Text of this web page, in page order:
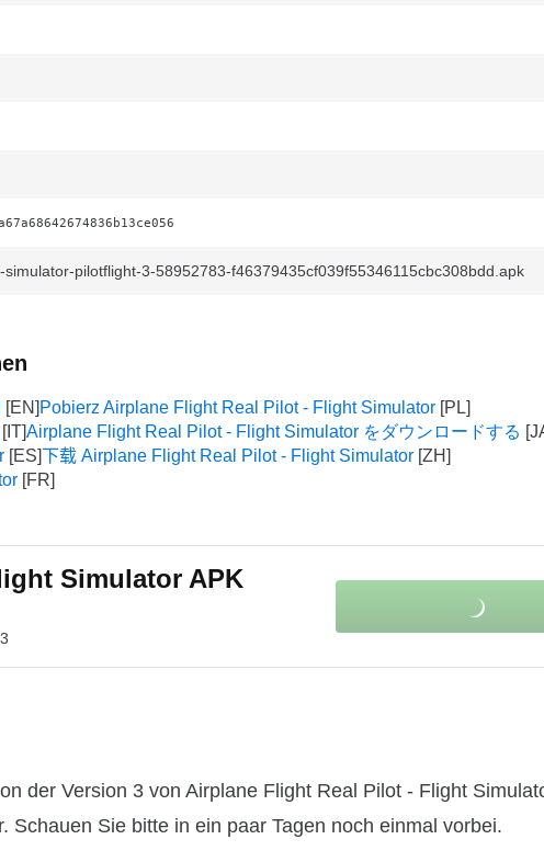
pilotflight-3-58952783-f46379435cf039f55346115cbc308bdd.apk
Pobierz Airplane Flight Real Pilot - Flight Simulator
Airplane Flight Real Pilot - Flight Simulator をダウンロードする
下载 Airplane Flight Real Pilot - Flight Simulator
Simulator APK
3
der Version 3 von Airplane Flight Real Pilot - Flight
Sie bitte in ein paar Tagen noch einmal vorbei.